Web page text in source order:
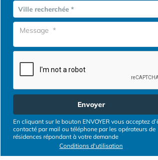
Ville recherchée *
Envoyer
En cliquant sur le bouton ENVOYER vous acceptez
contacté par mail ou téléphone par les opérateurs de
résidences répondant à votre demande
Conditions d'utilisation